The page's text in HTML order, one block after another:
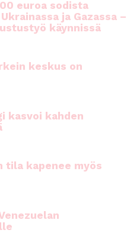
euroa sodista
ja Gazassa –
käynnissä
keskus on
kasvoi kahden
tila kapenee myös